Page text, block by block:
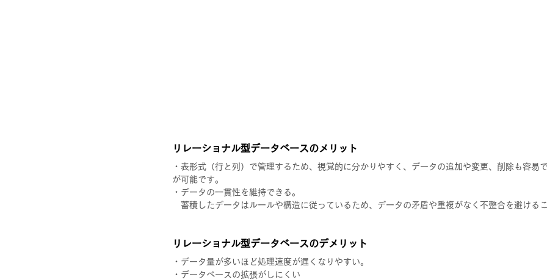
リレーショナル型データベースのメリット
・表形式（行と列）で管理するため、視覚的に分かりやすく、データの追加や変更、削除も容易
が可能です。
・データの一貫性を維持できる。
蓄積したデータはルールや構造に従っているため、データの矛盾や重複がなく不整合を避けるこ
リレーショナル型データベースのデメリット
・データ量が多いほど処理速度が遅くなりやすい。
・データベースの拡張がしにくい